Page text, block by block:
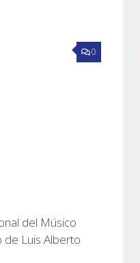
0
del Músico
de Luis Alberto